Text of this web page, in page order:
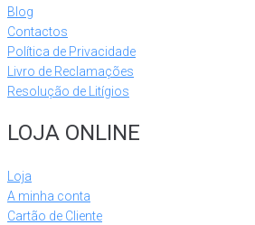
Blog
Contactos
Política de Privacidade
Livro de Reclamações
Resolução de Litígios
LOJA ONLINE
Loja
A minha conta
Cartão de Cliente